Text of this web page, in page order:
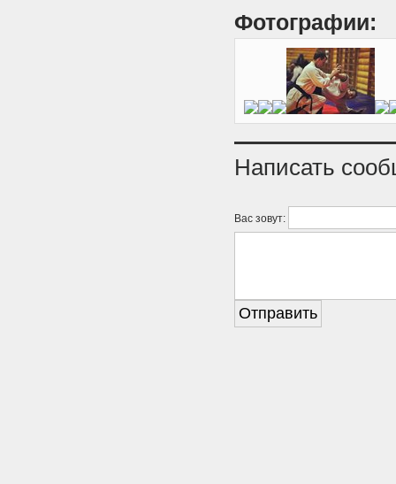
Фотографии:
Написать
Вас зовут: